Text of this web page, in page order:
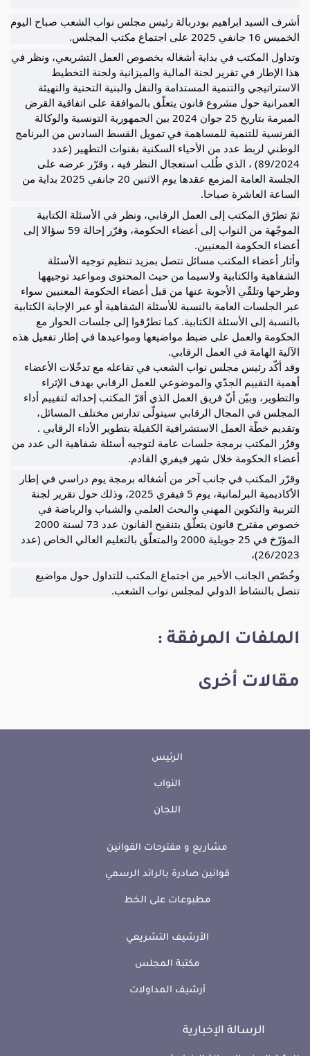
أشرف السيد ابراهيم بودربالة رئيس مجلس نواب الشعب صباح اليوم
الخميس 16 جانفي 2025 على اجتماع مكتب المجلس.
وتداول المكتب في بداية أشغاله بخصوص العمل التشريعي، ونظر في
هذا الإطار في تقرير لجنة المالية والميزانية ولجنة التخطيط
الاستراتيجي والتنمية المستدامة والنقل والبنية التحتية والتهيئة
العمرانية حول مشروع قانون يتعلّق بالموافقة على اتفاقية القرض
المبرمة بتاريخ 25 جوان 2024 بين الجمهورية التونسية والوكالة
الفرنسية للتنمية للمساهمة في تمويل القسط السادس من البرنامج
الوطني لربط عدد من الأحياء السكنية بقنوات التطهير (عدد
89/2024) ، الذي طُلب استعجال النظر فيه ، وقرّر عرضه على
الجلسة العامة المزمع عقدها يوم الاثنين 20 جانفي 2025 بداية من
الساعة العاشرة صباحا.
ثمّ تطرّق المكتب إلى العمل الرقابي، ونظر في الأسئلة الكتابية
الموجّهة من النواب إلى أعضاء الحكومة، وقرّر إحالة 59 سؤالا إلى
أعضاء الحكومة المعنيين.
وأثار أعضاء المكتب مسائل تتصل بمزيد تنظيم توجيه الأسئلة
الشفاهية والكتابية ولاسيما من حيث المحتوى ومواعيد توجيهها
وطرحها وتلقّي الأجوبة عنها من قبل أعضاء الحكومة المعنيين سواء
عبر الجلسات العامة بالنسبة للأسئلة الشفاهية أو عبر الإجابة الكتابية
بالنسبة إلى الأسئلة الكتابية. كما تطرٌقوا إلى جلسات الحوار مع
الحكومة والعمل على ضبط مواضيعها ومواعيدها في إطار تفعيل هذه
الآلية الهامة في العمل الرقابي.
وقد أكّد رئيس مجلس نواب الشعب في تفاعله مع تدخّلات الأعضاء
أهمية التقييم الجدّي والموضوعي للعمل الرقابي بهدف الإثراء
والتطوير، وبيّن أنّ فريق العمل الذي أقرّ المكتب إحداثه لتقييم أداء
المجلس في المجال الرقابي سيتولّى تدارس مختلف المسائل،
وتقديم خطّة العمل الاستشرافية الكفيلة بتطوير الأداء الرقابي .
وقرٌر المكتب برمجة جلسات عامة لتوجيه أسئلة شفاهية الى عدد من
أعضاء الحكومة خلال شهر فيفري القادم.
وقرّر المكتب في جانب آخر من أشغاله برمجة يوم دراسي في إطار
الأكاديمية البرلمانية، يوم 5 فيفري 2025، وذلك حول تقرير لجنة
التربية والتكوين المهني والبحث العلمي والشباب والرياضة في
خصوص مقترح قانون يتعلّق بتنقيح القانون عدد 73 لسنة 2000
المؤرّخ في 25 جويلية 2000 والمتعلّق بالتعليم العالي الخاص (عدد
26/2023)،
وخُصّص الجانب الأخير من اجتماع المكتب للتداول حول مواضيع
تتصل بالنشاط الدولي لمجلس نواب الشعب.
الملفات المرفقة :
مقالات أخرى
الرئيس
النواب
اللجان
مشاريع و مقترحات القوانين
قوانين صادرة بالرائد الرسمي
مطبوعات على الخط
الأرشيف التشريعي
مكتبة المجلس
أرشيف المداولات
الرسالة الإخبارية